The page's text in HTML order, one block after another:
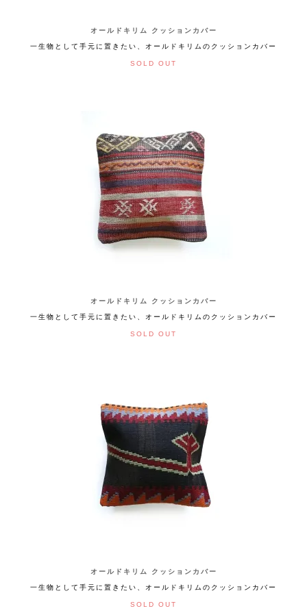
オールドキリム クッションカバー
一生物として手元に置きたい、オールドキリムのクッションカバー
SOLD OUT
オールドキリム クッションカバー
一生物として手元に置きたい、オールドキリムのクッションカバー
SOLD OUT
オールドキリム クッションカバー
一生物として手元に置きたい、オールドキリムのクッションカバー
SOLD OUT